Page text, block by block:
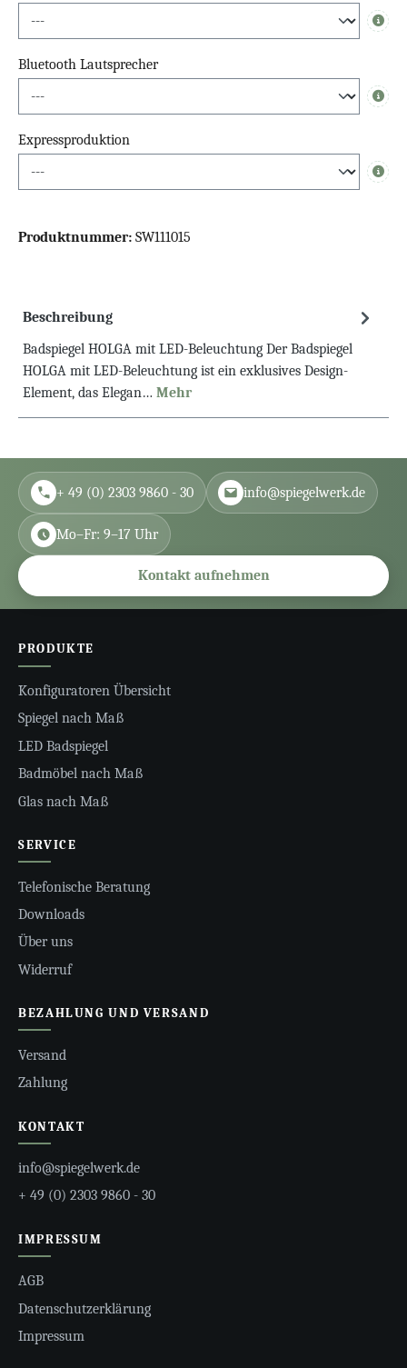
Info
Bluetooth Lautsprecher
Info
Expressproduktion
Info
Produktnummer: SW111015
Beschreibung
Badspiegel HOLGA mit LED-Beleuchtung Der Badspiegel
HOLGA mit LED-Beleuchtung ist ein exklusives Design-
Element, das Elegan… Mehr
+ 49 (0) 2303 9860 - 30 info@spiegelwerk.de
Mo–Fr: 9–17 Uhr
Kontakt aufnehmen
PRODUKTE
Konfiguratoren Übersicht
Spiegel nach Maß
LED Badspiegel
Badmöbel nach Maß
Glas nach Maß
SERVICE
Telefonische Beratung
Downloads
Über uns
Widerruf
BEZAHLUNG UND VERSAND
Versand
Zahlung
KONTAKT
info@spiegelwerk.de
+ 49 (0) 2303 9860 - 30
IMPRESSUM
AGB
Datenschutzerklärung
Impressum